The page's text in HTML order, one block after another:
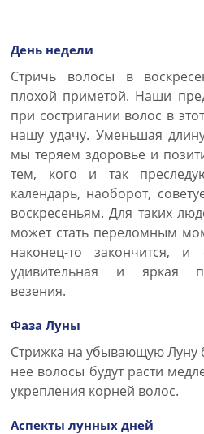
День недели
Стричь волосы в
плохой приметой. Наши
при состригании волос в
нашу удачу. Уменьшая
мы теряем здоровье и
тем, кого и так
календарь, наоборот,
воскресеньям. Для таких
может стать переломным
наконец-то закончится,
удивительная и яркая
везения.
Фаза Луны
Стрижка на убывающую Луну
нее волосы будут расти
укрепления корней волос.
Аспекты лунных дней